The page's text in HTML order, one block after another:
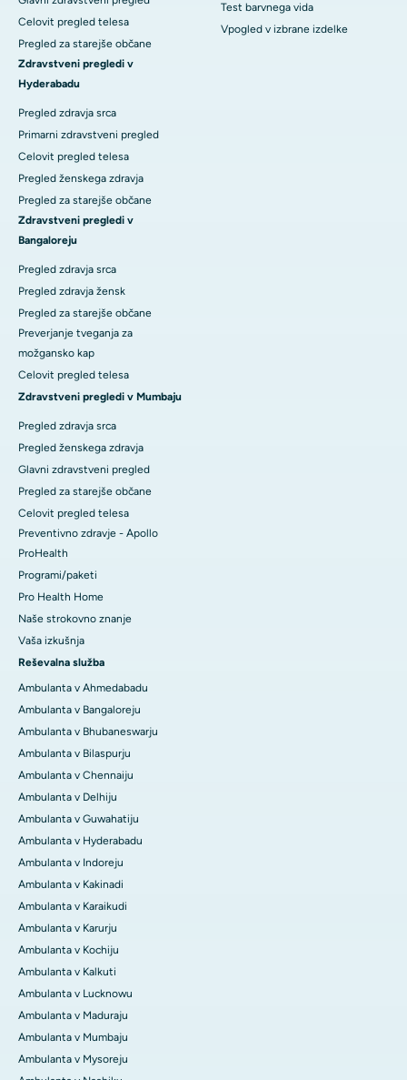
Celovit pregled telesa
Pregled za starejše občane
Zdravstveni pregledi v
Hyderabadu
Pregled zdravja srca
Primarni zdravstveni pregled
Celovit pregled telesa
Pregled ženskega zdravja
Pregled za starejše občane
Zdravstveni pregledi v
Bangaloreju
Pregled zdravja srca
Pregled zdravja žensk
Pregled za starejše občane
Preverjanje tveganja za
možgansko kap
Celovit pregled telesa
Zdravstveni pregledi v Mumbaju
Pregled zdravja srca
Pregled ženskega zdravja
Glavni zdravstveni pregled
Pregled za starejše občane
Celovit pregled telesa
Preventivno zdravje - Apollo
ProHealth
Programi/paketi
Pro Health Home
Naše strokovno znanje
Vaša izkušnja
Reševalna služba
Ambulanta v Ahmedabadu
Ambulanta v Bangaloreju
Ambulanta v Bhubaneswarju
Ambulanta v Bilaspurju
Ambulanta v Chennaiju
Ambulanta v Delhiju
Ambulanta v Guwahatiju
Ambulanta v Hyderabadu
Ambulanta v Indoreju
Ambulanta v Kakinadi
Ambulanta v Karaikudi
Ambulanta v Karurju
Ambulanta v Kochiju
Ambulanta v Kalkuti
Ambulanta v Lucknowu
Ambulanta v Maduraju
Ambulanta v Mumbaju
Ambulanta v Mysoreju
Test barvnega vida
Vpogled v izbrane izdelke